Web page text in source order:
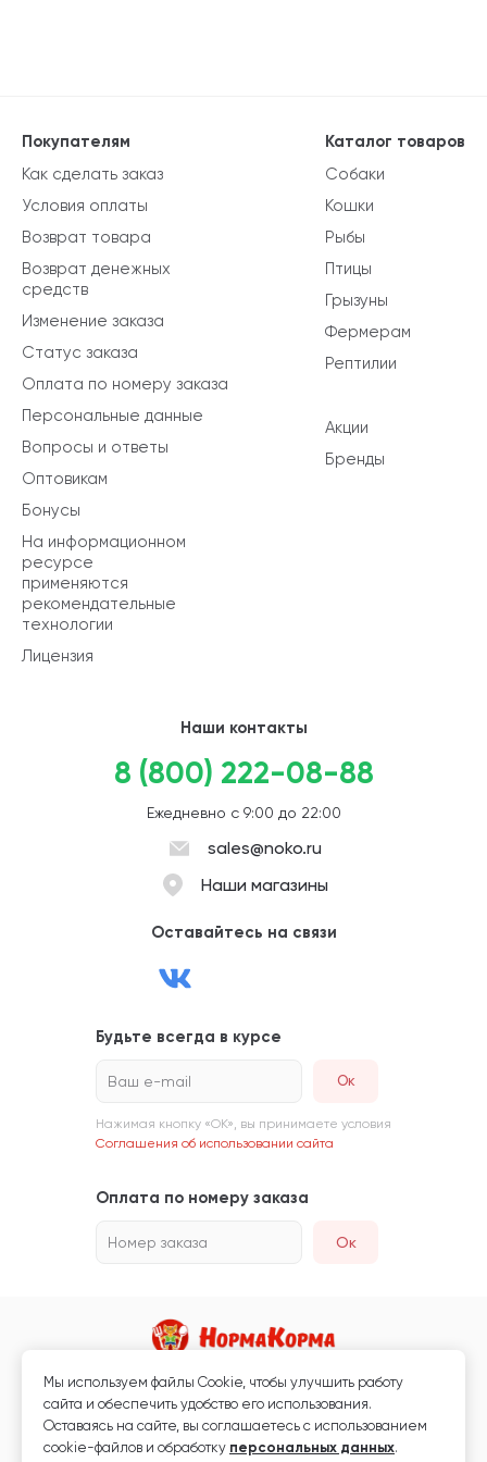
Каталог товаров
Собаки
Кошки
Рыбы
Птицы
Грызуны
Фермерам
Рептилии
Акции
Бренды
Покупателям
Как сделать заказ
Условия оплаты
Возврат товара
Возврат денежных
средств
Изменение заказа
Статус заказа
Оплата по номеру заказа
Персональные данные
Вопросы и ответы
Оптовикам
Бонусы
На информационном
ресурсе
применяются
рекомендательные
технологии
Лицензия
Наши контакты
8 (800) 222-08-88
Ежедневно с 9:00 до 22:00
sales@noko.ru
Наши магазины
Оставайтесь на связи
Будьте всегда в курсе
Ваш e-mail
Нажимая кнопку «ОК», вы принимаете условия
Соглашения об использовании сайта
Оплата по номеру заказа
Номер заказа Ок
Магазин кормов для животных и ветаптека
Любая информация, размещённая на сайте, не является публичной
офертой.
Мы используем файлы Сookie, чтобы улучшить работу
сайта и обеспечить удобство его использования.
Оставаясь на сайте, вы соглашаетесь с использованием
cookie-файлов и обработку персональных данных.